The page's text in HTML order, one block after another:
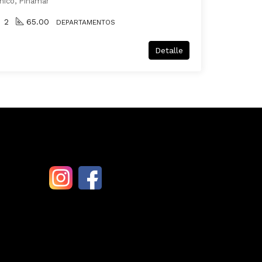
2 65.00 DEPARTAMENTOS
Detalle